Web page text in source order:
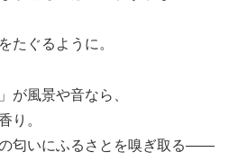
たぐるように。
が風景や音なら、
り。
匂いにふるさとを嗅ぎ取る――